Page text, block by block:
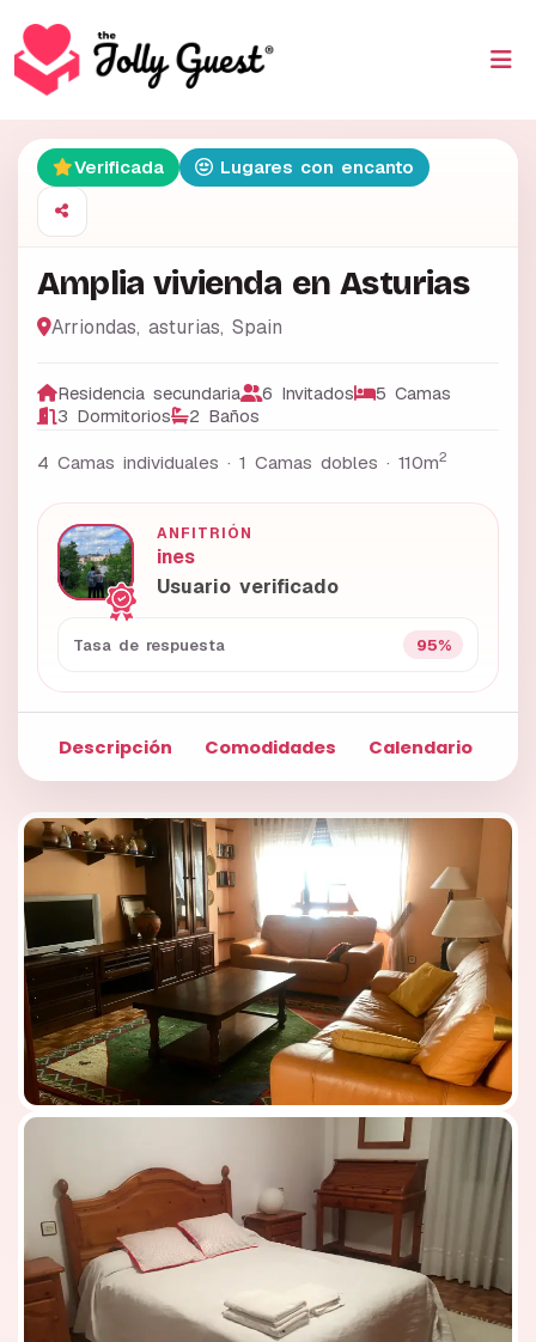
Verificada Lugares con encanto
Amplia vivienda en Asturias
Arriondas, asturias, Spain
Residencia secundaria 6 Invitados
5 Camas
3 Dormitorios
2 Baños
4 Camas individuales · 1 Camas dobles · 110m2
ANFITRIÓN
ines
Usuario verificado
Tasa de respuesta 95%
Descripción Comodidades Calendario